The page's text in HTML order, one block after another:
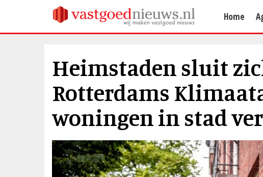
Home
Heimstaden sluit
Rotterdams
woningen in stad